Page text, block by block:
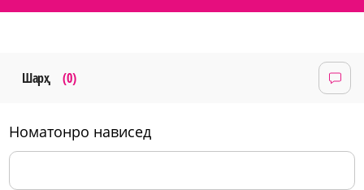
Шарҳ (0)
номатонро нависед